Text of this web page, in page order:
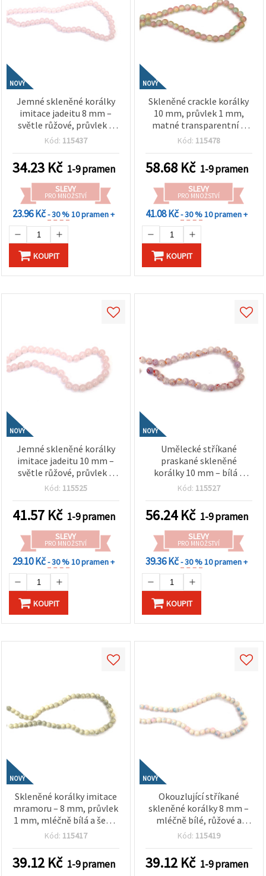
NOVÝ
Jemné skleněné korálky
imitace jadeitu 8 mm –
světle růžové, průvlek 1
mm, šňůra cca 105 ks –
romantických šperků a
elegantní handmade
tvoření
Kód: 115437
34.23 Kč 1-9 pramen
SLEVY
PRO MNOŽSTVÍ
23.96 Kč- 30 %10 pramen +
KOUPIT
NOVÝ
Skleněné crackle korálky
10 mm, průvlek 1 mm,
matné transparentní –
krémová, růžová a
barvou, šňůra cca 85 ks
(mix) – na výrobu šperků,
navlékání a kreativní
tvoření
Kód: 115478
58.68 Kč 1-9 pramen
SLEVY
PRO MNOŽSTVÍ
41.08 Kč- 30 %10 pramen +
KOUPIT
NOVÝ
Jemné skleněné korálky
imitace jadeitu 10 mm –
světle růžové, průvlek 1
mm, šňůra cca 85 ks –
šperky a elegantní ruční
tvorbu
Kód: 115525
41.57 Kč 1-9 pramen
SLEVY
PRO MNOŽSTVÍ
29.10 Kč- 30 %10 pramen +
KOUPIT
NOVÝ
Umělecké stříkané
praskané skleněné
korálky 10 mm – bílá a
fialová s červeným
zlaté barvě, průvlek 1
mm, šňůra cca 85 ks (mix)
Kód: 115527
56.24Kč 1-9 pramen
SLEVY
PRO MNOŽSTVÍ
39.36 Kč- 30 %10 pramen +
KOUPIT
NOVÝ
Skleněné korálky imitace
mramoru – 8 mm, průvlek
1 mm, mléčně bílá a šedá,
šňůra cca 105 ks – ideální
navlékání korálků a
kreativní tvoření
Kód: 115417
39.12 Kč 1-9 pramen
NOVÝ
Okouzlující stříkané
skleněné korálky 8 mm –
mléčně bílé, růžové a
modré (mix), průvlek 1
ideální na výrobu hravých
šperků a barevných
Kód: 115419
39.12 Kč 1-9 pramen